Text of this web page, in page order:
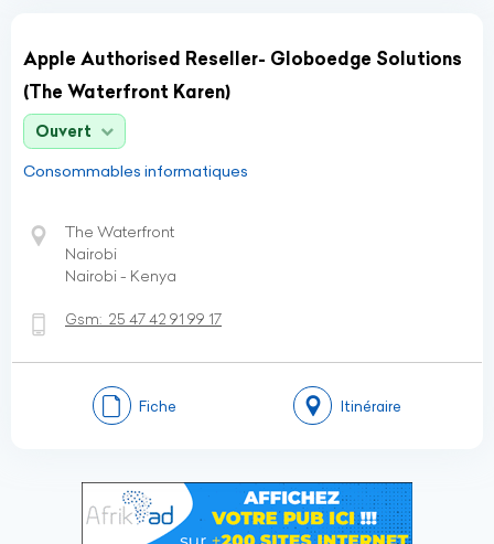
Apple Authorised Reseller- Globoedge Solutions
(The Waterfront Karen)
Ouvert
Consommables informatiques
The Waterfront
Nairobi
Nairobi - Kenya
Gsm: 25 47 42 91 99 17
Fiche Itinéraire